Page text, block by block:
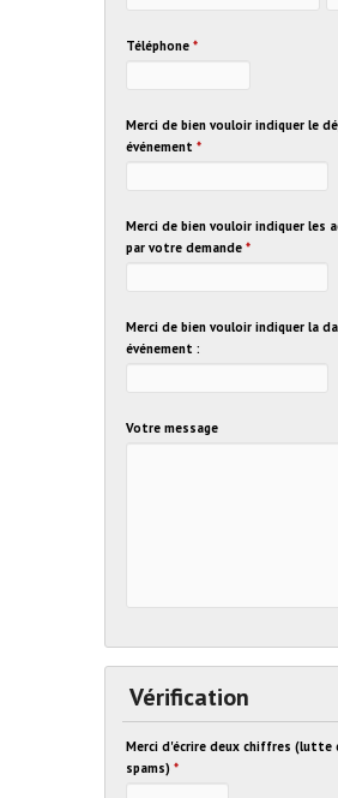
Téléphone*
Merci de bien vouloir indiquer le
événement*
Merci de bien vouloir indiquer les
par votre demande*
Merci de bien vouloir indiquer la
événement :
Votre message
Vérification
Merci d'écrire deux chiffres
spams)*